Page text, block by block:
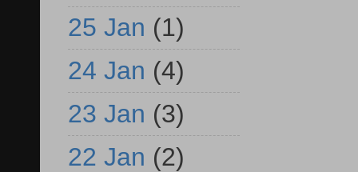
25 Jan (1)
24 Jan (4)
23 Jan (3)
22 Jan (2)